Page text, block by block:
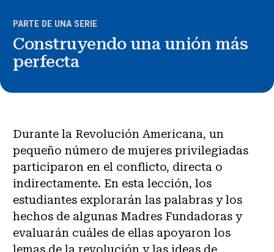
PARTE DE UNA SERIE
Construyendo una unión más
perfecta
Durante la Revolución Americana, un
pequeño número de mujeres privilegiadas
participaron en el conflicto, directa o
indirectamente. En esta lección, los
estudiantes explorarán las palabras y los
hechos de algunas Madres Fundadoras y
evaluarán cuáles de ellas apoyaron los
lemas de la revolución y las ideas de